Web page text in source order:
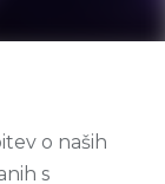
o naših
s